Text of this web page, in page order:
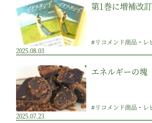
第1巻に増補改
2025.08.03
エネルギーの塊
2025.07.23